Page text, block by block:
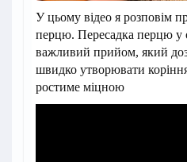
У цьому відео я розповім
перцю. Пересадка перцю у
важливий прийом, який
швидко утворювати
ростиме міцною